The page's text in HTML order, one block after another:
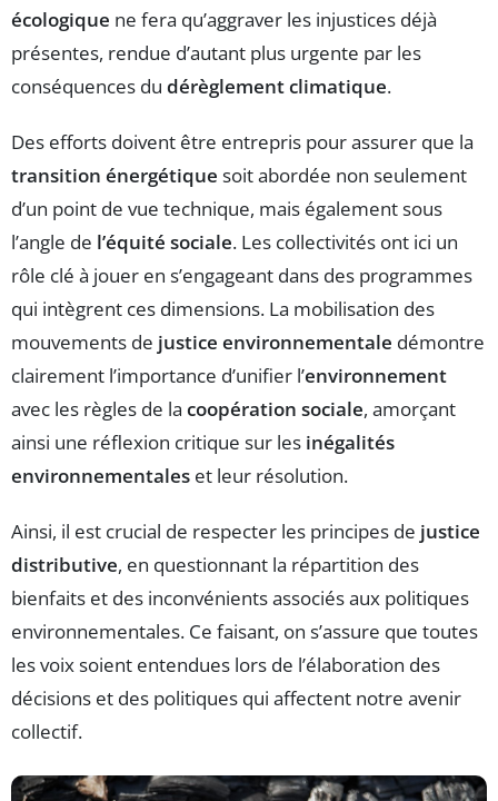
écologique ne fera qu’aggraver les injustices déjà
présentes, rendue d’autant plus urgente par les
conséquences du dérèglement climatique.
Des efforts doivent être entrepris pour assurer que la
transition énergétique soit abordée non seulement
d’un point de vue technique, mais également sous
l’angle de l’équité sociale. Les collectivités ont ici un
rôle clé à jouer en s’engageant dans des programmes
qui intègrent ces dimensions. La mobilisation des
mouvements de justice environnementale démontre
clairement l’importance d’unifier l’environnement
avec les règles de la coopération sociale, amorçant
ainsi une réflexion critique sur les inégalités
environnementales et leur résolution.
Ainsi, il est crucial de respecter les principes de justice
distributive, en questionnant la répartition des
bienfaits et des inconvénients associés aux politiques
environnementales. Ce faisant, on s’assure que toutes
les voix soient entendues lors de l’élaboration des
décisions et des politiques qui affectent notre avenir
collectif.